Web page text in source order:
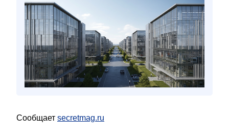
Сообщает secretmag.ru